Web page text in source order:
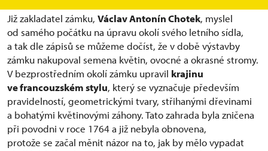
Již zakladatel zámku, Václav Antonín Chotek, myslel
od samého počátku na úpravu okolí svého letního sídla,
a tak dle zápisů se můžeme dočíst, že v době výstavby
zámku nakupoval semena květin, ovocné a okrasné stromy.
V bezprostředním okolí zámku upravil krajinu
ve francouzském stylu, který se vyznačuje především
pravidelností, geometrickými tvary, střihanými dřevinami
a bohatými květinovými záhony. Tato zahrada byla zničena
při povodni v roce 1764 a již nebyla obnovena,
protože se začal měnit názor na to, jak by mělo vypadat